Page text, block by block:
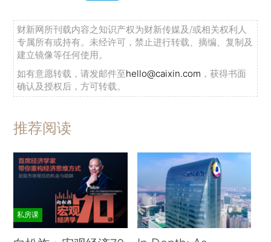
财新网所刊载内容之知识产权为财新传媒及/或相关权利人
专属所有或持有。未经许可，禁止进行转载、摘编、复制及
建立镜像等任何使用。
如有意愿转载，请发邮件至hello@caixin.com ，获得书面
确认及授权后，方可转载。
推荐阅读
私房课